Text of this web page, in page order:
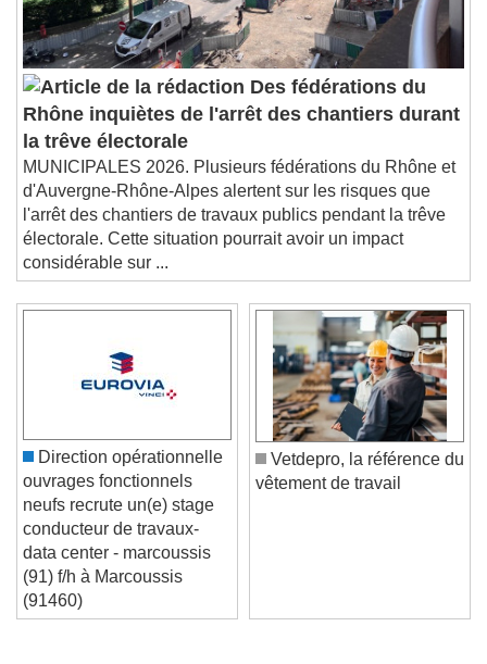
Des fédérations du
Rhône inquiètes de l'arrêt des chantiers durant
la trêve électorale
MUNICIPALES 2026. Plusieurs fédérations du Rhône et
d'Auvergne-Rhône-Alpes alertent sur les risques que
l'arrêt des chantiers de travaux publics pendant la trêve
électorale. Cette situation pourrait avoir un impact
considérable sur ...
Direction opérationnelle
ouvrages fonctionnels
neufs recrute un(e) stage
conducteur de travaux-
data center - marcoussis
(91) f/h à Marcoussis
(91460)
Vetdepro, la référence du